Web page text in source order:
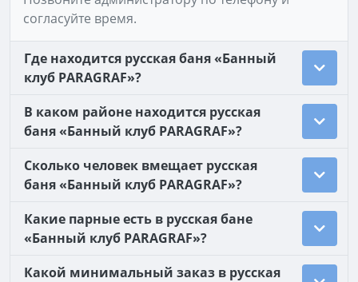
согласуйте время.
Где находится русская баня «Банный
клуб PARAGRAF»?
В каком районе находится русская
баня «Банный клуб PARAGRAF»?
Сколько человек вмещает русская
баня «Банный клуб PARAGRAF»?
Какие парные есть в русская бане
«Банный клуб PARAGRAF»?
Какой минимальный заказ в русская